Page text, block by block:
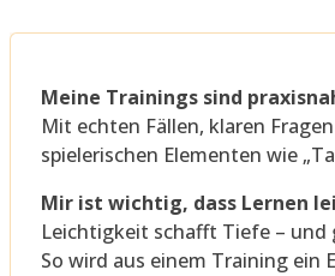
Meine Trainings sind
Mit echten Fällen, klaren
spielerischen Elementen wie
Mir ist wichtig, dass Lernen
Leichtigkeit schafft Tiefe – und
So wird aus einem Training ein